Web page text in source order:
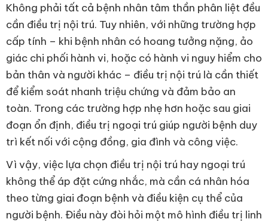
Không phải tất cả bệnh nhân tâm thần phân liệt đều
cần điều trị nội trú. Tuy nhiên, với những trường hợp
cấp tính – khi bệnh nhân có hoang tưởng nặng, ảo
giác chi phối hành vi, hoặc có hành vi nguy hiểm cho
bản thân và người khác – điều trị nội trú là cần thiết
để kiểm soát nhanh triệu chứng và đảm bảo an
toàn. Trong các trường hợp nhẹ hơn hoặc sau giai
đoạn ổn định, điều trị ngoại trú giúp người bệnh duy
trì kết nối với cộng đồng, gia đình và công việc.
Vì vậy, việc lựa chọn điều trị nội trú hay ngoại trú
không thể áp đặt cứng nhắc, mà cần cá nhân hóa
theo từng giai đoạn bệnh và điều kiện cụ thể của
người bệnh. Điều này đòi hỏi một mô hình điều trị linh